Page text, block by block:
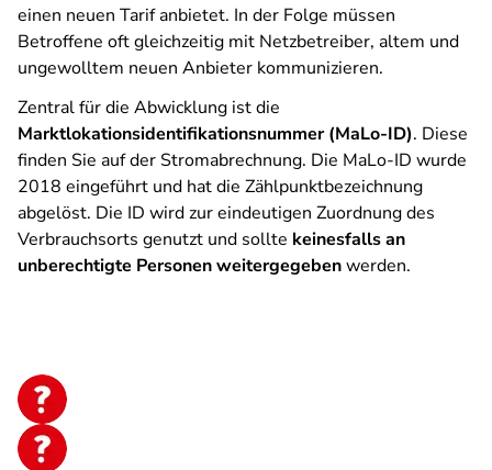
einen neuen Tarif anbietet. In der Folge müssen
Betroffene oft gleichzeitig mit Netzbetreiber, altem und
ungewolltem neuen Anbieter kommunizieren.
Zentral für die Abwicklung ist die
Marktlokationsidentifikationsnummer (MaLo-ID). Diese
finden Sie auf der Stromabrechnung. Die MaLo-ID wurde
2018 eingeführt und hat die Zählpunktbezeichnung
abgelöst. Die ID wird zur eindeutigen Zuordnung des
Verbrauchsorts genutzt und sollte keinesfalls an
unberechtigte Personen weitergegebenwerden.